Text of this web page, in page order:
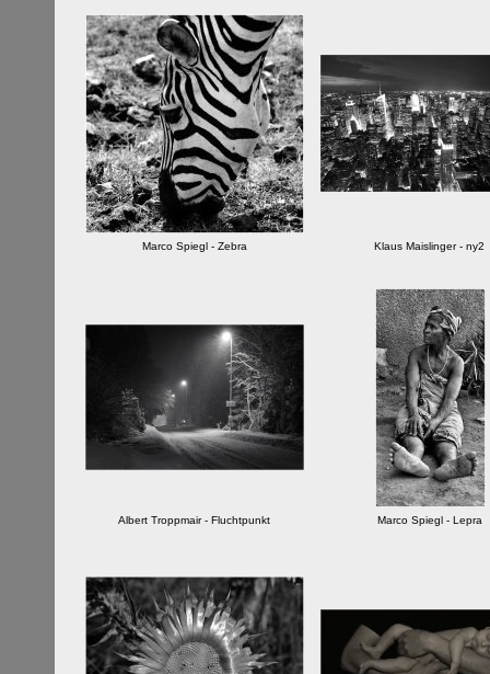
Marco Spiegl - Zebra Klaus Maislinger - ny2
Albert Troppmair - Fluchtpunkt Marco Spiegl - Lepra